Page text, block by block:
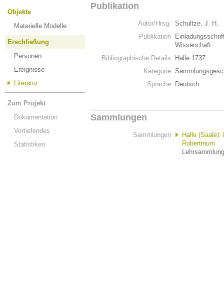
Objekte
Materielle Modelle
Erschließung
Personen
Ereignisse
Literatur
Zum Projekt
Dokumentation
Vertiefendes
Statistiken
Publikation
Autor/Hrsg. Schultze, J. H.
Publikation
Wissenchaft
Bibliographische Details
Halle 1737
Kategorie
Sprache
Deutsch
Sammlungen
Sammlungen
Halle
Robertinum